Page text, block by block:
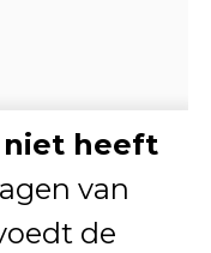
niet heeft
van
de